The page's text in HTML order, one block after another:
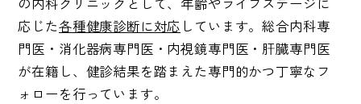
応じた各種健康診断に対応 しています。総合内科専
門医・消化器病専門医・内視鏡専門医・肝臓専門医
が在籍し、健診結果を踏まえた専門的かつ丁寧なフ
ォローを行っています。